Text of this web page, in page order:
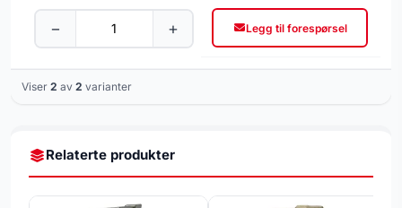
− + Legg til forespørsel
Viser 2 av 2 varianter
Relaterte produkter